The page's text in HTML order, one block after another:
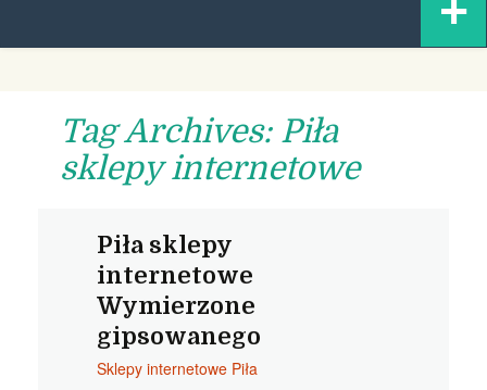
content
Tag Archives: Piła
sklepy internetowe
Piła sklepy
internetowe
Wymierzone
gipsowanego
Sklepy internetowe Piła